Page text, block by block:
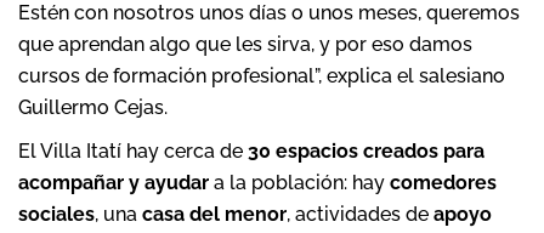
Estén con nosotros unos días o unos meses, queremos
que aprendan algo que les sirva, y por eso damos
cursos de formación profesional”, explica el salesiano
Guillermo Cejas.
El Villa Itatí hay cerca de 30 espacios creados para
acompañar y ayudar a la población: hay comedores
sociales, una casa del menor, actividades de apoyo